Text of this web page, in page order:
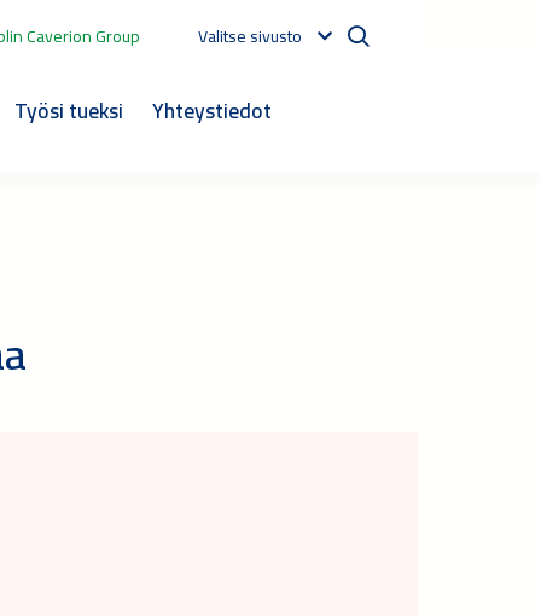
Caverion Group Valitse sivusto
Työsi tueksi Yhteystiedot